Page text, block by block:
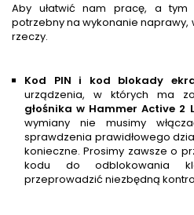
Aby ułatwić nam pracę, a tym
potrzebny na wykonanie
rzeczy.
Kod PIN i kod blokady
urządzenia, w których ma
głośnika w Hammer Active 2
wymiany nie musimy
sprawdzenia prawidłowego
konieczne. Prosimy zawsze o
kodu do odblokowania
przeprowadzić niezbędną